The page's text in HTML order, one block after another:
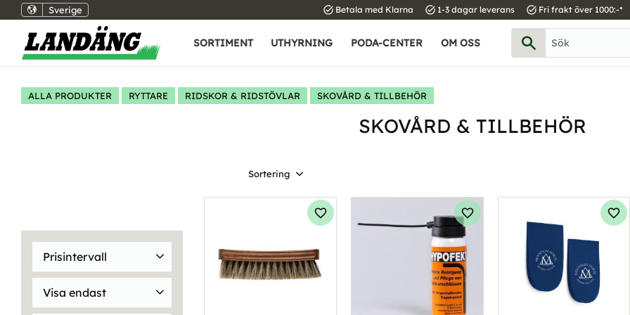
Sverige task_alt Betala med Klarna task_alt 1-3 dagar leverans task_alt Fri frakt över 1000:-*
SORTIMENT UTHYRNING PODA-CENTER OM OSS
ALLA PRODUKTER RYTTARE RIDSKOR & RIDSTÖVLAR SKOVÅRD & TILLBEHÖR
SKOVÅRD & TILLBEHÖR
Prisintervall
14 999
Visa endast
Lägg till i favoriter Lägg till i favoriter